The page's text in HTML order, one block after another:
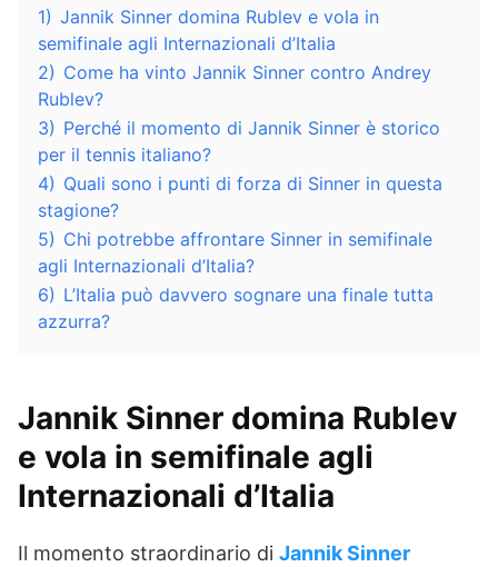
1) Jannik Sinner domina Rublev e vola in
semifinale agli Internazionali d’Italia
2) Come ha vinto Jannik Sinner contro Andrey
Rublev?
3) Perché il momento di Jannik Sinner è storico
per il tennis italiano?
4) Quali sono i punti di forza di Sinner in questa
stagione?
5) Chi potrebbe affrontare Sinner in semifinale
agli Internazionali d’Italia?
6) L’Italia può davvero sognare una finale tutta
azzurra?
Jannik Sinner domina Rublev
e vola in semifinale agli
Internazionali d’Italia
Il momento straordinario di Jannik Sinner